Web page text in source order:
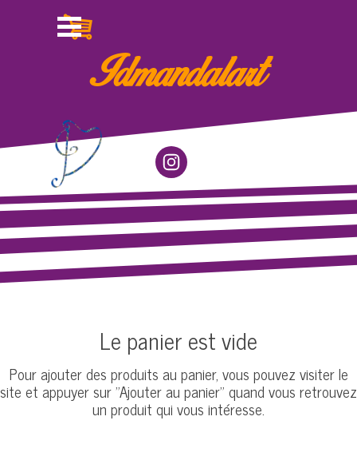
Sauter le menu
Idmandalart
Le panier est vide
Pour ajouter des produits au panier, vous pouvez visiter le
site et appuyer sur "Ajouter au panier" quand vous retrouvez
un produit qui vous intéresse.